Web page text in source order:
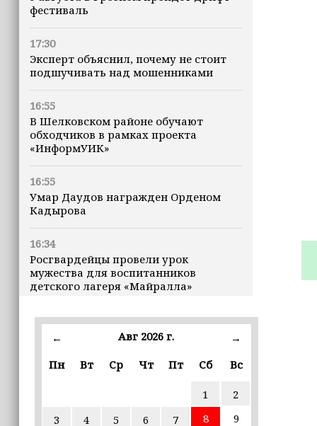
фестиваль
17:30
Эксперт объяснил, почему не стоит
подшучивать над мошенниками
16:55
В Шелковском районе обучают
обходчиков в рамках проекта
«ИнформУИК»
16:55
Умар Даудов награжден Орденом
Кадырова
16:34
Росгвардейцы провели урок
мужества для воспитанников
детского лагеря «Майралла»
16:30
Дмитрий Чернышенко: Внутренний
въездной — на 20,1%
Из бюджета Чечни дополнительно
← Авг 2026 г.
→
Пн
Вт Ср Чт Пт Сб Вс
1
2
3
4 5 6 7 8
9